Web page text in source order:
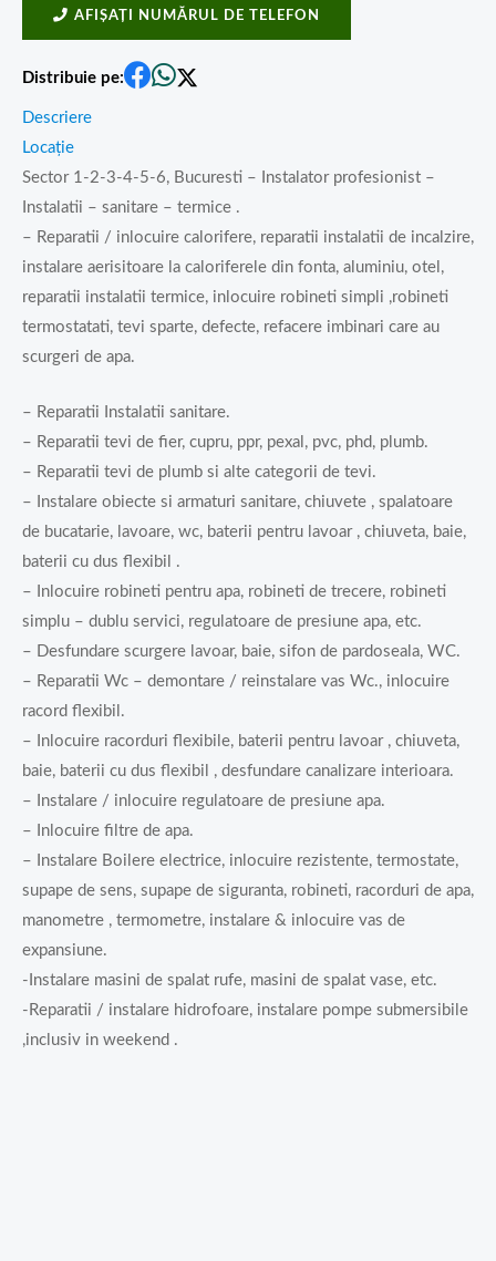
AFIȘAȚI NUMĂRUL DE TELEFON
Distribuie pe:
Descriere
Locație
Sector 1-2-3-4-5-6, Bucuresti – Instalator profesionist –
Instalatii – sanitare – termice .
– Reparatii / inlocuire calorifere, reparatii instalatii de incalzire,
instalare aerisitoare la caloriferele din fonta, aluminiu, otel,
reparatii instalatii termice, inlocuire robineti simpli ,robineti
termostatati, tevi sparte, defecte, refacere imbinari care au
scurgeri de apa.
– Reparatii Instalatii sanitare.
– Reparatii tevi de fier, cupru, ppr, pexal, pvc, phd, plumb.
– Reparatii tevi de plumb si alte categorii de tevi.
– Instalare obiecte si armaturi sanitare, chiuvete , spalatoare
de bucatarie, lavoare, wc, baterii pentru lavoar , chiuveta, baie,
baterii cu dus flexibil .
– Inlocuire robineti pentru apa, robineti de trecere, robineti
simplu – dublu servici, regulatoare de presiune apa, etc.
– Desfundare scurgere lavoar, baie, sifon de pardoseala, WC.
– Reparatii Wc – demontare / reinstalare vas Wc., inlocuire
racord flexibil.
– Inlocuire racorduri flexibile, baterii pentru lavoar , chiuveta,
baie, baterii cu dus flexibil , desfundare canalizare interioara.
– Instalare / inlocuire regulatoare de presiune apa.
– Inlocuire filtre de apa.
– Instalare Boilere electrice, inlocuire rezistente, termostate,
supape de sens, supape de siguranta, robineti, racorduri de apa,
manometre , termometre, instalare & inlocuire vas de
expansiune.
-Instalare masini de spalat rufe, masini de spalat vase, etc.
-Reparatii / instalare hidrofoare, instalare pompe submersibile
,inclusiv in weekend .